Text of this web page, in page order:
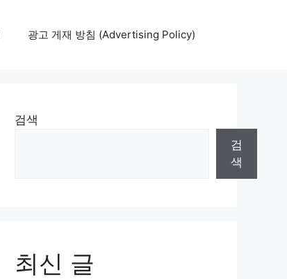
광고 게재 방침 (Advertising Policy)
검색
검
색
최신 글